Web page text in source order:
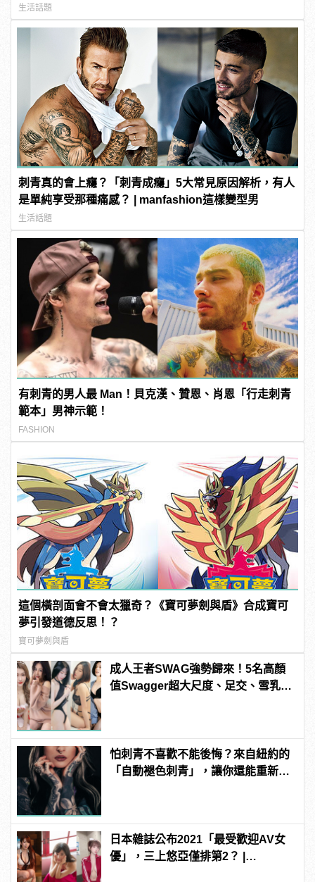
生活話題
刺青真的會上癮？「刺青成癮」5大常見原因解析，有人
是單純享受那種痛感？ | manfashion這樣變型男
生活話題
有刺青的男人最 Man！貝克漢、贊恩、肖恩「行走刺青
範本」男神示範！
FASHION
這個橫剖面會不會太獵奇？《寶可夢劍與盾》合成寶可
夢引發道德反思！？
寶可夢劍與盾
成人王者SWAG強勢歸來！5名高顏
值Swagger超大尺度、足交、雪乳、
怕刺青不喜歡不能後悔？來自紐約的
「自動褪色刺青」，讓你還能重新來
日本雜誌公布2021「最受歡迎AV女
優」，三上悠亞僅排第2？ |